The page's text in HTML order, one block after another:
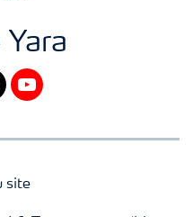
youtube
site